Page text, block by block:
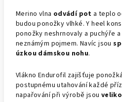
Merino vlna odvádí pot a teplo
budou ponožky vlhké. Y heel
ponožky neshrnovaly a puchýře
neznámým pojmem. Navíc jsou
úzkou dámskou nohu.
Vlákno Endurofil zajišťuje
postupnému utahování každé
napařování při výrobě jsou